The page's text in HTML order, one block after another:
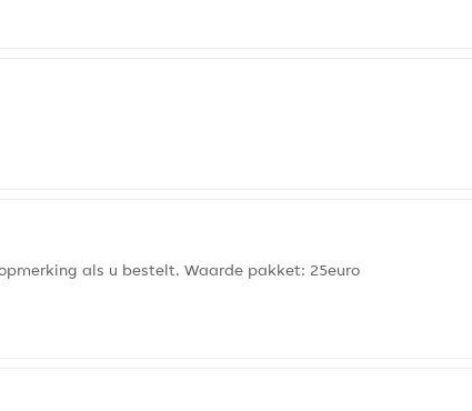
als u bestelt. Waarde pakket: 25euro